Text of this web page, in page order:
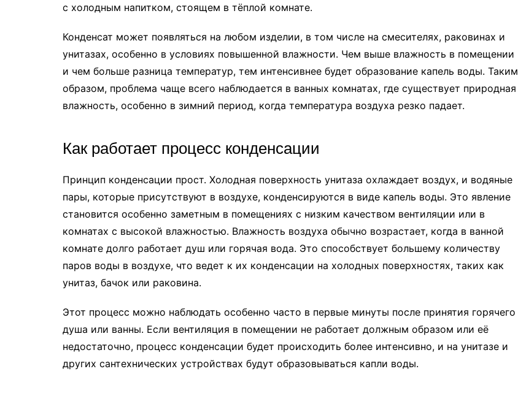
с холодным напитком, стоящем в тёплой комнате.
Конденсат может появляться на любом изделии, в том числе на смесителях, раковинах и
унитазах, особенно в условиях повышенной влажности. Чем выше влажность в помещении
и чем больше разница температур, тем интенсивнее будет образование капель воды. Таким
образом, проблема чаще всего наблюдается в ванных комнатах, где существует природная
влажность, особенно в зимний период, когда температура воздуха резко падает.
Как работает процесс конденсации
Принцип конденсации прост. Холодная поверхность унитаза охлаждает воздух, и водяные
пары, которые присутствуют в воздухе, конденсируются в виде капель воды. Это явление
становится особенно заметным в помещениях с низким качеством вентиляции или в
комнатах с высокой влажностью. Влажность воздуха обычно возрастает, когда в ванной
комнате долго работает душ или горячая вода. Это способствует большему количеству
паров воды в воздухе, что ведет к их конденсации на холодных поверхностях, таких как
унитаз, бачок или раковина.
Этот процесс можно наблюдать особенно часто в первые минуты после принятия горячего
душа или ванны. Если вентиляция в помещении не работает должным образом или её
недостаточно, процесс конденсации будет происходить более интенсивно, и на унитазе и
других сантехнических устройствах будут образовываться капли воды.